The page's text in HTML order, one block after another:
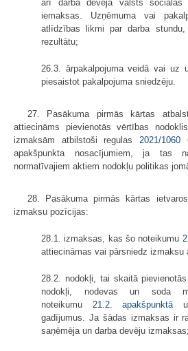
arī darba devēja valsts sociālās
iemaksas. Uzņēmuma vai
atlīdzības likmi par darba stundu,
rezultātu;
26.3. ārpakalpojuma veidā vai uz
piesaistot pakalpojuma sniedzēju.
27. Pasākuma pirmās kārtas
attiecināms pievienotās vērtības
izmaksām atbilstoši regulas 2021/1060
apakšpunkta nosacījumiem, ja tas
normatīvajiem aktiem nodokļu politikas
28. Pasākuma pirmās kārtas
izmaksu pozīcijas:
28.1. izmaksas, kas šo noteikumu
attiecināmas vai pārsniedz izmaksu
28.2. nodokļi, tai skaitā
nodokļi, nodevas un soda
noteikumu 21.2. apakšpunktā
gadījumus. Ja šādas izmaksas ir
saņēmēja un darba devēju izmaksas;